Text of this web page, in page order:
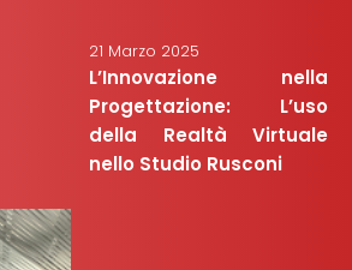
21 Marzo 2025
L’Innovazione nella
Progettazione: L’uso
della Realtà Virtuale
nello Studio Rusconi